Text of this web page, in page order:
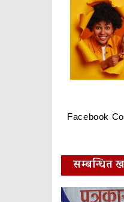
Facebook
सम्बन्धित